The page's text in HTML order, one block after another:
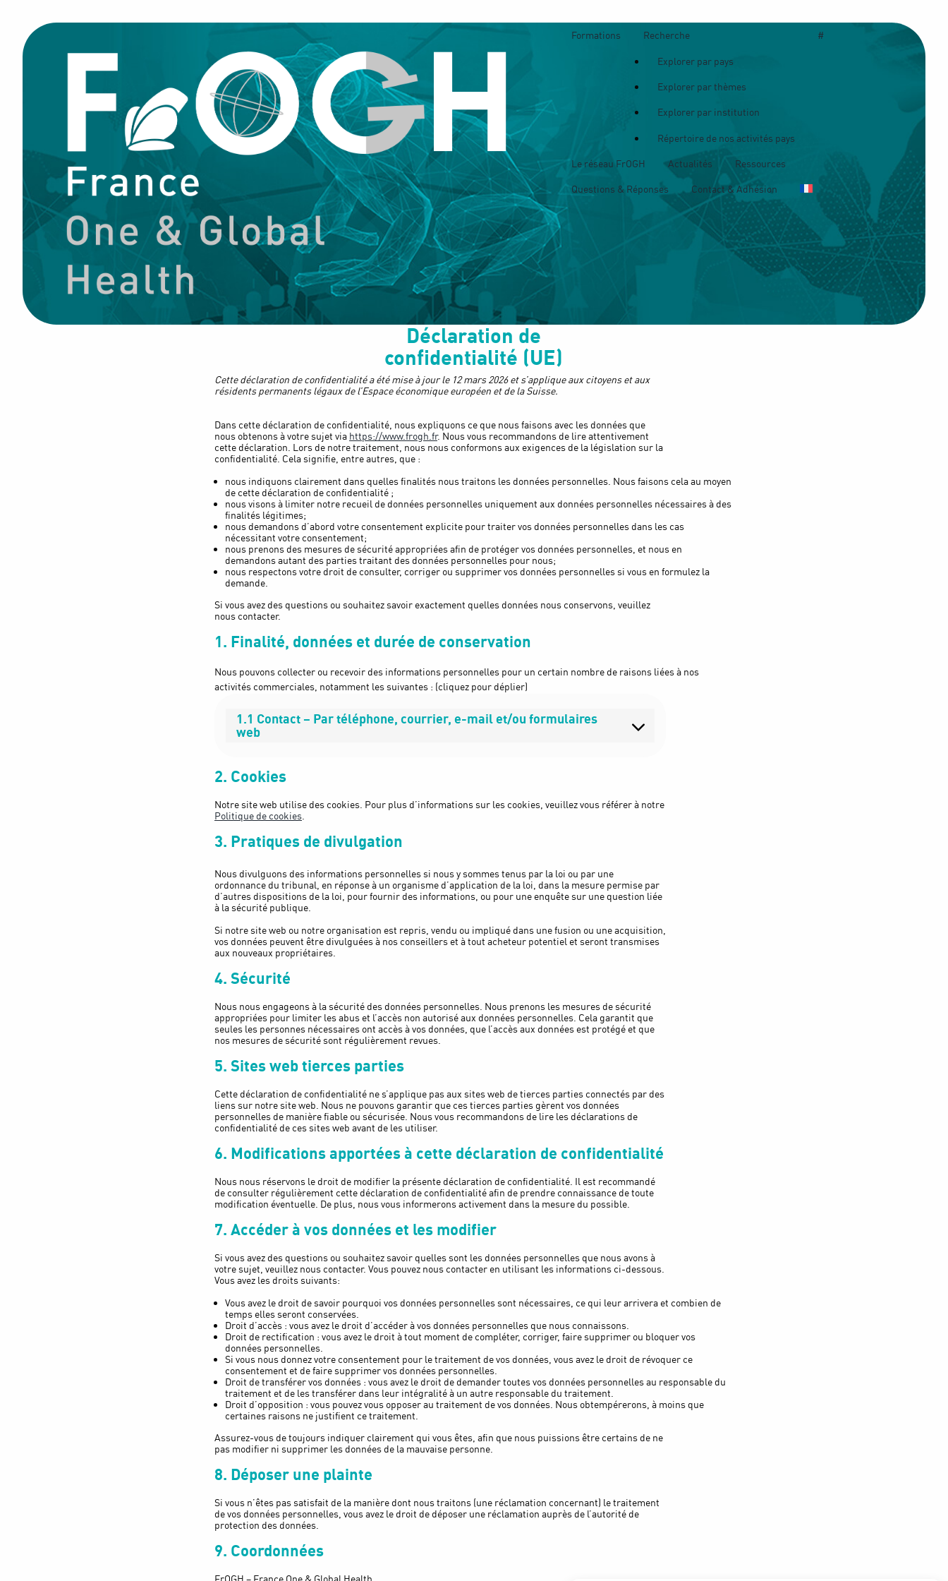
Formations Recherche
Explorer par pays
Explorer par thèmes
Explorer par institution
Répertoire de nos activités pays
#
Le réseau FrOGH Actualités Ressources
Questions & Réponses Contact & Adhésion
Déclaration de
confidentialité (UE)
Cette déclaration de confidentialité a été mise à jour le 12 mars 2026 et s’applique aux citoyens et aux
résidents permanents légaux de l’Espace économique européen et de la Suisse.
Dans cette déclaration de confidentialité, nous expliquons ce que nous faisons avec les données que
nous obtenons à votre sujet via https://www.frogh.fr. Nous vous recommandons de lire attentivement
cette déclaration. Lors de notre traitement, nous nous conformons aux exigences de la législation sur la
confidentialité. Cela signifie, entre autres, que :
nous indiquons clairement dans quelles finalités nous traitons les données personnelles. Nous faisons cela au moyen
de cette déclaration de confidentialité ;
nous visons à limiter notre recueil de données personnelles uniquement aux données personnelles nécessaires à des
finalités légitimes;
nous demandons d’abord votre consentement explicite pour traiter vos données personnelles dans les cas
nécessitant votre consentement;
nous prenons des mesures de sécurité appropriées afin de protéger vos données personnelles, et nous en
demandons autant des parties traitant des données personnelles pour nous;
nous respectons votre droit de consulter, corriger ou supprimer vos données personnelles si vous en formulez la
demande.
Si vous avez des questions ou souhaitez savoir exactement quelles données nous conservons, veuillez
nous contacter.
1. Finalité, données et durée de conservation
Nous pouvons collecter ou recevoir des informations personnelles pour un certain nombre de raisons liées à nos
activités commerciales, notamment les suivantes : (cliquez pour déplier)
1.1 Contact – Par téléphone, courrier, e-mail et/ou formulaires
web
2. Cookies
Notre site web utilise des cookies. Pour plus d’informations sur les cookies, veuillez vous référer à notre
Politique de cookies
3. Pratiques de divulgation
Nous divulguons des informations personnelles si nous y sommes tenus par la loi ou par une
ordonnance du tribunal, en réponse à un organisme d’application de la loi, dans la mesure permise par
d’autres dispositions de la loi, pour fournir des informations, ou pour une enquête sur une question liée
à la sécurité publique.
Si notre site web ou notre organisation est repris, vendu ou impliqué dans une fusion ou une acquisition,
vos données peuvent être divulguées à nos conseillers et à tout acheteur potentiel et seront transmises
aux nouveaux propriétaires.
4. Sécurité
Nous nous engageons à la sécurité des données personnelles. Nous prenons les mesures de sécurité
appropriées pour limiter les abus et l’accès non autorisé aux données personnelles. Cela garantit que
seules les personnes nécessaires ont accès à vos données, que l’accès aux données est protégé et que
nos mesures de sécurité sont régulièrement revues.
5. Sites web tierces parties
Cette déclaration de confidentialité ne s’applique pas aux sites web de tierces parties connectés par des
liens sur notre site web. Nous ne pouvons garantir que ces tierces parties gèrent vos données
personnelles de manière fiable ou sécurisée. Nous vous recommandons de lire les déclarations de
confidentialité de ces sites web avant de les utiliser.
6. Modifications apportées à cette déclaration de confidentialité
Nous nous réservons le droit de modifier la présente déclaration de confidentialité. Il est recommandé
de consulter régulièrement cette déclaration de confidentialité afin de prendre connaissance de toute
modification éventuelle. De plus, nous vous informerons activement dans la mesure du possible.
7. Accéder à vos données et les modifier
Si vous avez des questions ou souhaitez savoir quelles sont les données personnelles que nous avons à
votre sujet, veuillez nous contacter. Vous pouvez nous contacter en utilisant les informations ci-dessous.
Vous avez les droits suivants:
Vous avez le droit de savoir pourquoi vos données personnelles sont nécessaires, ce qui leur arrivera et combien de
temps elles seront conservées.
Droit d’accès : vous avez le droit d’accéder à vos données personnelles que nous connaissons.
Droit de rectification : vous avez le droit à tout moment de compléter, corriger, faire supprimer ou bloquer vos
données personnelles.
Si vous nous donnez votre consentement pour le traitement de vos données, vous avez le droit de révoquer ce
consentement et de faire supprimer vos données personnelles.
Droit de transférer vos données : vous avez le droit de demander toutes vos données personnelles au responsable du
traitement et de les transférer dans leur intégralité à un autre responsable du traitement.
Droit d’opposition : vous pouvez vous opposer au traitement de vos données. Nous obtempérerons, à moins que
certaines raisons ne justifient ce traitement.
Assurez-vous de toujours indiquer clairement qui vous êtes, afin que nous puissions être certains de ne
pas modifier ni supprimer les données de la mauvaise personne.
8. Déposer une plainte
Si vous n’êtes pas satisfait de la manière dont nous traitons (une réclamation concernant) le traitement
de vos données personnelles, vous avez le droit de déposer une réclamation auprès de l’autorité de
protection des données.
9. Coordonnées